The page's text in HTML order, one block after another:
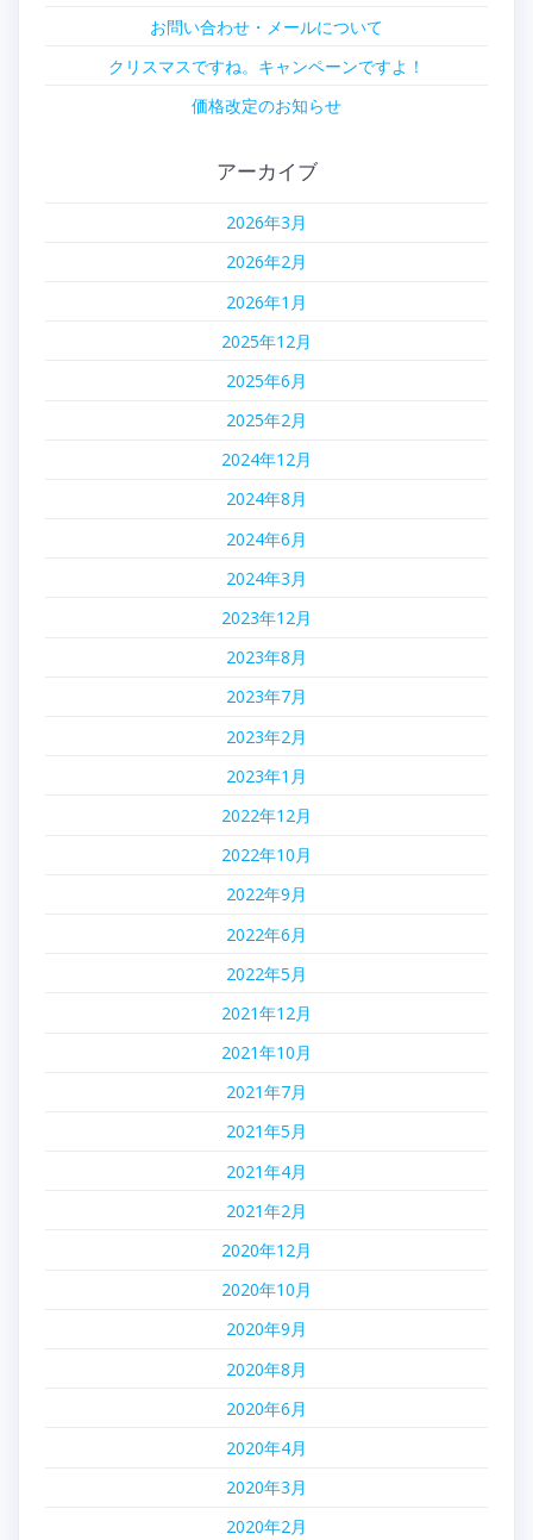
お問い合わせ・メールについて
クリスマスですね。キャンペーンですよ！
価格改定のお知らせ
アーカイブ
2026年3月
2026年2月
2026年1月
2025年12月
2025年6月
2025年2月
2024年12月
2024年8月
2024年6月
2024年3月
2023年12月
2023年8月
2023年7月
2023年2月
2023年1月
2022年12月
2022年10月
2022年9月
2022年6月
2022年5月
2021年12月
2021年10月
2021年7月
2021年5月
2021年4月
2021年2月
2020年12月
2020年10月
2020年9月
2020年8月
2020年6月
2020年4月
2020年3月
2020年2月